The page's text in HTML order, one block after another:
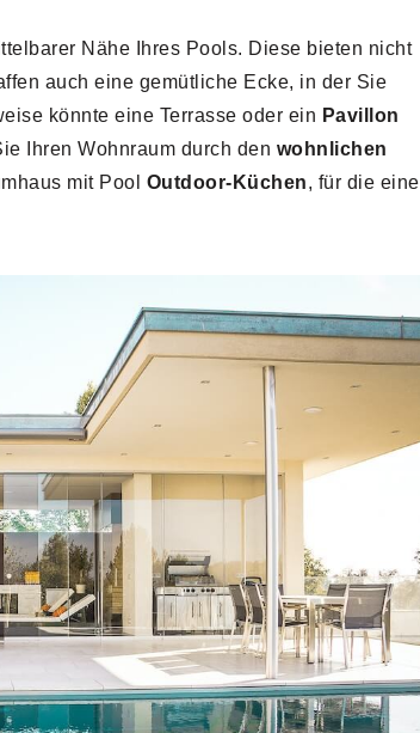
Nähe Ihres Pools. Diese bieten nicht
auch eine gemütliche Ecke, in der Sie
könnte eine Terrasse oder ein Pavillon
Ihren Wohnraum durch den wohnlichen
mit Pool Outdoor-Küchen, für die eine